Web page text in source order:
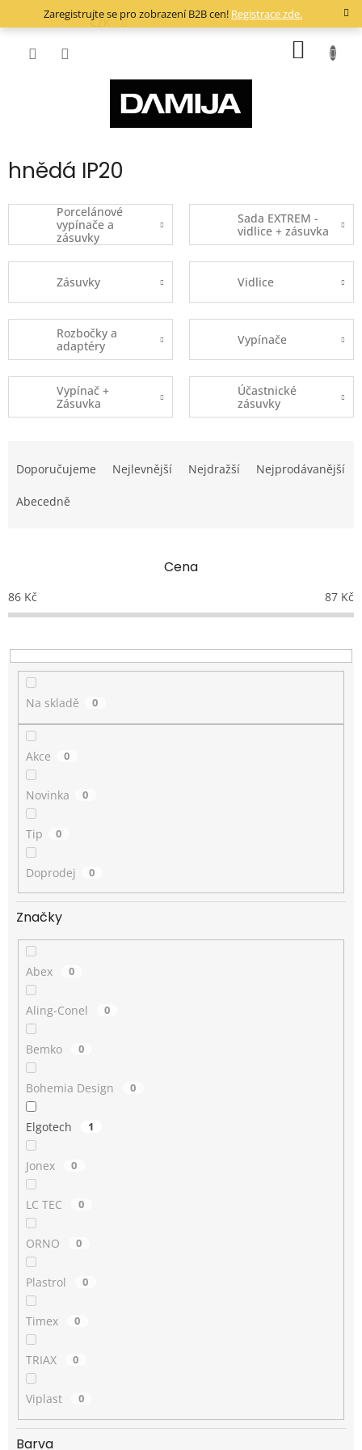
Zaregistrujte se pro zobrazení B2B cen! Registrace zde.
CZK
hnědá IP20
Porcelánové
vypínače a
zásuvky
Sada EXTREM -
vidlice + zásuvka
Zásuvky Vidlice
Rozbočky a
adaptéry
Vypínače
Vypínač +
Zásuvka
Účastnické
zásuvky
a
e
o
d
k
t
Doporučujeme Nejlevnější Nejdražší Nejprodávanější
Abecedně
Cena
86 Kč 87 Kč
Na skladě 0
Akce 0
Novinka 0
Tip 0
Doprodej 0
Značky
Abex 0
Aling-Conel 0
Bemko 0
Bohemia Design 0
Elgotech 1
Jonex 0
LC TEC 0
ORNO 0
Plastrol 0
Timex 0
TRIAX 0
Viplast 0
Barva